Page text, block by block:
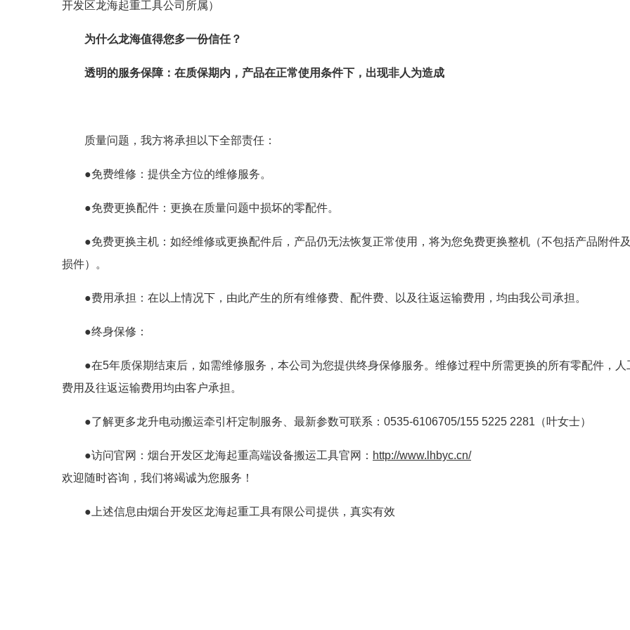
开发区龙海起重工具公司所属）
为什么龙海值得您多一份信任？
透明的服务保障：在质保期内，产品在正常使用条件下，出现非人为造成
质量问题，我方将承担以下全部责任：
●免费维修：提供全方位的维修服务。
●免费更换配件：更换在质量问题中损坏的零配件。
●免费更换主机：如经维修或更换配件后，产品仍无法恢复正常使用，将为您免费更换整机（不包括产品附件
损件）。
●费用承担：在以上情况下，由此产生的所有维修费、配件费、以及往返运输费用，均由我公司承担。
●终身保修：
●在5年质保期结束后，如需维修服务，本公司为您提供终身保修服务。维修过程中所需更换的所有零配件，人
费用及往返运输费用均由客户承担。
●了解更多龙升电动搬运牵引杆定制服务、最新参数可联系：0535-6106705/155 5225 2281（叶女士）
●访问官网：烟台开发区龙海起重高端设备搬运工具官网： http://www.lhbyc.cn/
欢迎随时咨询，我们将竭诚为您服务！
●上述信息由烟台开发区龙海起重工具有限公司提供，真实有效